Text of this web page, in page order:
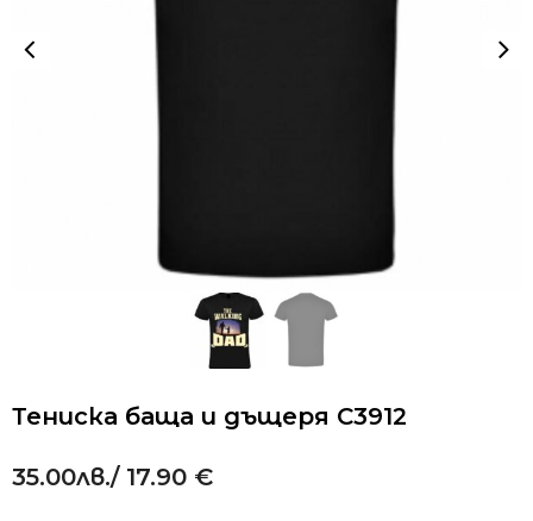
Тениска баща и дъщеря C3912
35.00лв./ 17.90 €